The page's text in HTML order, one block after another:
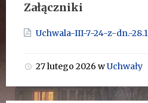
Załączniki
Uchwala-III-7-24-z-dn.-
27 lutego 2026 wUchwały